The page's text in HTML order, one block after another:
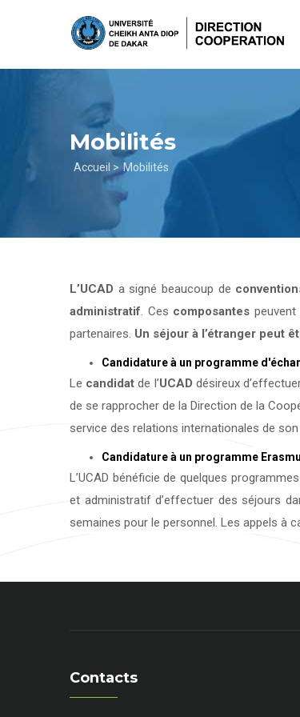
principal
Mobilités
Fil
d'Ariane
Accueil > Mobilités
L’UCAD a signé beaucoup de
administratif. Ces composantes
partenaires. Un séjour à l’étranger peut
Candidature à un programme
Le candidat de l’UCAD désireux
de se rapprocher de la Direction de la
service des relations internationales de son
Candidature à un programme
L’UCAD bénéficie de quelques
et administratif d’effectuer des séjours
semaines pour le personnel. Les appels à
Contacts